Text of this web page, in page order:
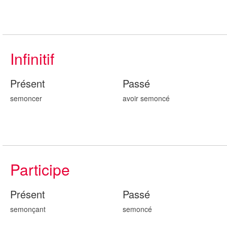
Infinitif
Présent
semoncer
Passé
avoir semoncé
Participe
Présent
semonçant
Passé
semoncé